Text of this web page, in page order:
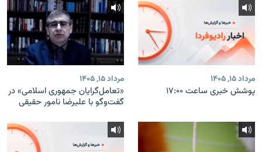
مرداد ۱۵, ۱۴۰۵
پوشش خبری ساعت ۱۷:۰۰
مرداد ۱۵, ۱۴۰۵
«تعامل‌گرایان جمهوری اسلامی» در
گفت‌وگو با علیرضا نامور حقیقی